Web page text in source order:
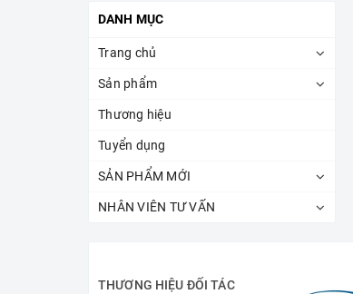
DANH MỤC
Trang chủ
Sản phẩm
Thương hiệu
Tuyển dụng
SẢN PHẨM MỚI
NHÂN VIÊN TƯ VẤN
THƯƠNG HIỆU ĐỐI TÁC